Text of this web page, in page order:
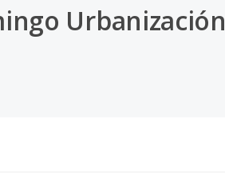
Urbanización